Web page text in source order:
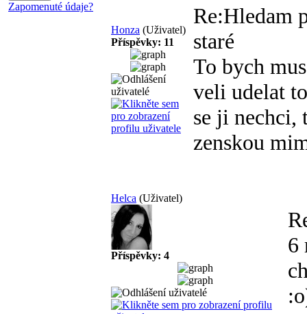
Zapomenuté údaje?
Honza (Uživatel)
Příspěvky: 11
Re:Hledam
staré
To bych
veli udelat
se ji nechci,
zenskou
Helca (Uživatel)
Příspěvky: 4
6